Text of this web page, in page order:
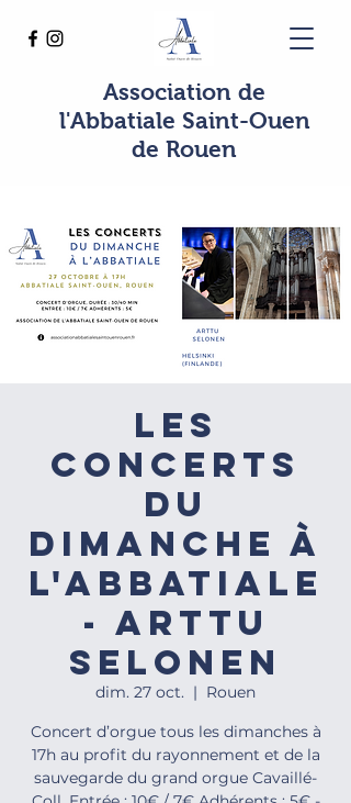
Association de
l'Abbatiale Saint-Ouen
de Rouen
Les
concerts
du
dimanche à
l'Abbatiale
- Arttu
Selonen
dim. 27 oct.
  |
Rouen
Concert d’orgue tous les dimanches à
17h au profit du rayonnement et de la
sauvegarde du grand orgue Cavaillé-